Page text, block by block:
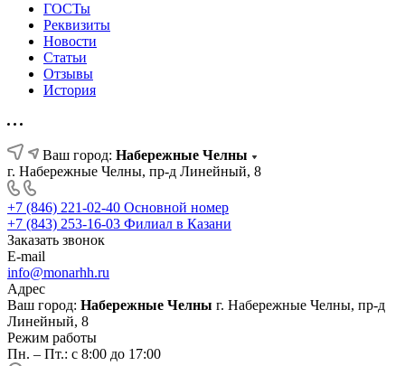
ГОСТы
Реквизиты
Новости
Статьи
Отзывы
История
Ваш город: Набережные Челны
г. Набережные Челны, пр-д Линейный, 8
+7 (846) 221-02-40 Основной номер
+7 (843) 253-16-03 Филиал в Казани
Заказать звонок
E-mail
info@monarhh.ru
Адрес
Ваш город: Набережные Челны г. Набережные Челны, пр-д
Линейный, 8
Режим работы
Пн. – Пт.: с 8:00 до 17:00